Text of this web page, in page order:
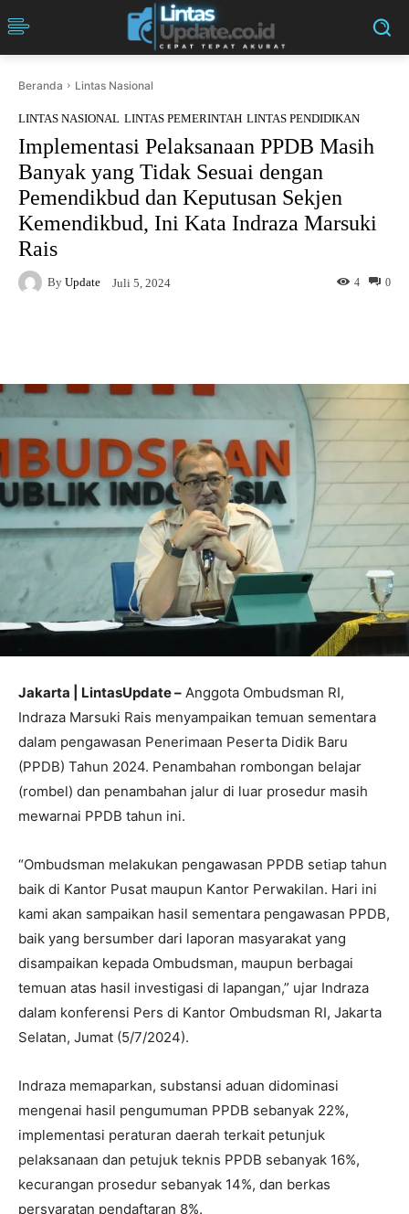
Beranda Lintas Nasional
LINTAS NASIONAL LINTAS PEMERINTAH LINTAS PENDIDIKAN
Implementasi Pelaksanaan PPDB Masih
Banyak yang Tidak Sesuai dengan
Pemendikbud dan Keputusan Sekjen
Kemendikbud, Ini Kata Indraza Marsuki
Rais
By Update Juli 5, 2024 0
4
Jakarta | LintasUpdate – Anggota Ombudsman RI,
Indraza Marsuki Rais menyampaikan temuan sementara
dalam pengawasan Penerimaan Peserta Didik Baru
(PPDB) Tahun 2024. Penambahan rombongan belajar
(rombel) dan penambahan jalur di luar prosedur masih
mewarnai PPDB tahun ini.
“Ombudsman melakukan pengawasan PPDB setiap tahun
baik di Kantor Pusat maupun Kantor Perwakilan. Hari ini
kami akan sampaikan hasil sementara pengawasan PPDB,
baik yang bersumber dari laporan masyarakat yang
disampaikan kepada Ombudsman, maupun berbagai
temuan atas hasil investigasi di lapangan,” ujar Indraza
dalam konferensi Pers di Kantor Ombudsman RI, Jakarta
Selatan, Jumat (5/7/2024).
Indraza memaparkan, substansi aduan didominasi
mengenai hasil pengumuman PPDB sebanyak 22%,
implementasi peraturan daerah terkait petunjuk
pelaksanaan dan petujuk teknis PPDB sebanyak 16%,
kecurangan prosedur sebanyak 14%, dan berkas
persyaratan pendaftaran 8%.